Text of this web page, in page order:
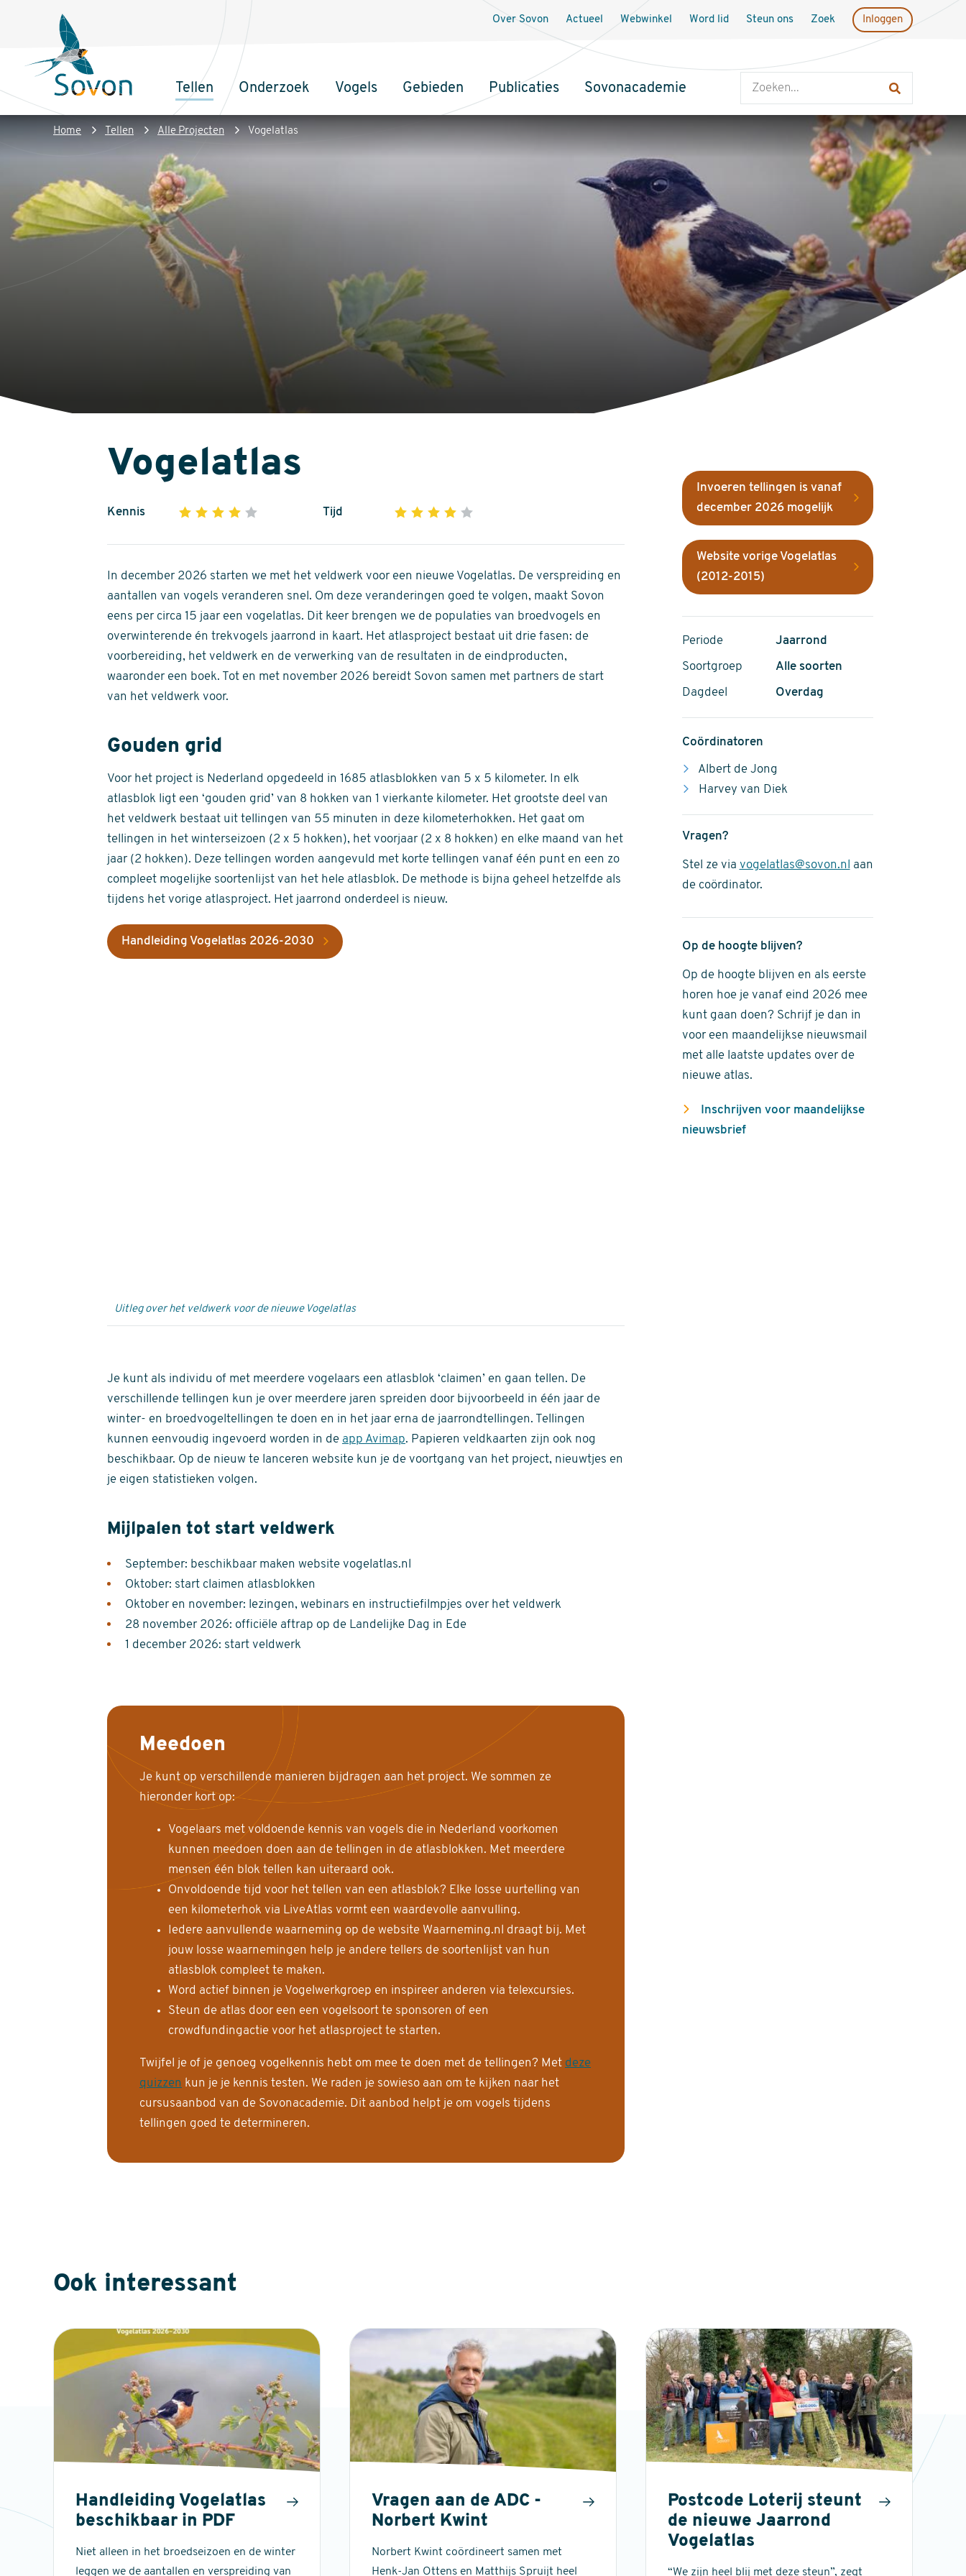
inhoud
Sovon
Homepage
Hoofdnavigatie
Tellen Onderzoek Vogels Gebieden Publicaties Sovonacademie
Over Sovon Actueel Webwinkel Word lid Steun ons Zoek Inloggen
Kruimelpad
Home Tellen Alle Projecten Vogelatlas
Vogelatlas
Kennis 1 2 3 4
of
5
stars
Tijd 1 2 3 4
of
5
stars
In december 2026 starten we met het veldwerk voor een nieuwe Vogelatlas. De verspreiding en
aantallen van vogels veranderen snel. Om deze veranderingen goed te volgen, maakt Sovon
eens per circa 15 jaar een vogelatlas. Dit keer brengen we de populaties van broedvogels en
overwinterende én trekvogels jaarrond in kaart. Het atlasproject bestaat uit drie fasen: de
voorbereiding, het veldwerk en de verwerking van de resultaten in de eindproducten,
waaronder een boek. Tot en met november 2026 bereidt Sovon samen met partners de start
van het veldwerk voor.
Gouden grid
Voor het project is Nederland opgedeeld in 1685 atlasblokken van 5 x 5 kilometer. In elk
atlasblok ligt een ‘gouden grid’ van 8 hokken van 1 vierkante kilometer. Het grootste deel van
het veldwerk bestaat uit tellingen van 55 minuten in deze kilometerhokken. Het gaat om
tellingen in het winterseizoen (2 x 5 hokken), het voorjaar (2 x 8 hokken) en elke maand van het
jaar (2 hokken). Deze tellingen worden aangevuld met korte tellingen vanaf één punt en een zo
compleet mogelijke soortenlijst van het hele atlasblok. De methode is bijna geheel hetzelfde als
tijdens het vorige atlasproject. Het jaarrond onderdeel is nieuw.
Handleiding Vogelatlas 2026-2030
Uitleg over het veldwerk voor de nieuwe Vogelatlas
Je kunt als individu of met meerdere vogelaars een atlasblok ‘claimen’ en gaan tellen. De
verschillende tellingen kun je over meerdere jaren spreiden door bijvoorbeeld in één jaar de
winter- en broedvogeltellingen te doen en in het jaar erna de jaarrondtellingen. Tellingen
kunnen eenvoudig ingevoerd worden in de app Avimap. Papieren veldkaarten zijn ook nog
beschikbaar. Op de nieuw te lanceren website kun je de voortgang van het project, nieuwtjes en
je eigen statistieken volgen.
Mijlpalen tot start veldwerk
September: beschikbaar maken website vogelatlas.nl
Oktober: start claimen atlasblokken
Oktober en november: lezingen, webinars en instructiefilmpjes over het veldwerk
28 november 2026: officiële aftrap op de Landelijke Dag in Ede
1 december 2026: start veldwerk
Meedoen
Je kunt op verschillende manieren bijdragen aan het project. We sommen ze
hieronder kort op:
Vogelaars met voldoende kennis van vogels die in Nederland voorkomen
kunnen meedoen doen aan de tellingen in de atlasblokken. Met meerdere
mensen één blok tellen kan uiteraard ook.
Onvoldoende tijd voor het tellen van een atlasblok? Elke losse uurtelling van
een kilometerhok via LiveAtlas vormt een waardevolle aanvulling.
Iedere aanvullende waarneming op de website Waarneming.nl draagt bij. Met
jouw losse waarnemingen help je andere tellers de soortenlijst van hun
atlasblok compleet te maken.
Word actief binnen je Vogelwerkgroep en inspireer anderen via telexcursies.
Steun de atlas door een een vogelsoort te sponsoren of een
crowdfundingactie voor het atlasproject te starten.
Twijfel je of je genoeg vogelkennis hebt om mee te doen met de tellingen? Met deze
quizzen kun je je kennis testen. We raden je sowieso aan om te kijken naar het
cursusaanbod van de Sovonacademie. Dit aanbod helpt je om vogels tijdens
tellingen goed te determineren.
Invoeren tellingen is vanaf
december 2026 mogelijk
Website vorige Vogelatlas
(2012-2015)
Periode Jaarrond
Soortgroep Alle soorten
Dagdeel Overdag
Coördinatoren
Albert de Jong
Harvey van Diek
Vragen?
Stel ze via vogelatlas@sovon.nl
aan
de coördinator.
Op de hoogte blijven?
Op de hoogte blijven en als eerste
horen hoe je vanaf eind 2026 mee
kunt gaan doen? Schrijf je dan in
voor een maandelijkse nieuwsmail
met alle laatste updates over de
nieuwe atlas.
Inschrijven voor maandelijkse
nieuwsbrief
Ook interessant
Handleiding Vogelatlas
beschikbaar in PDF
Niet alleen in het broedseizoen en de winter
leggen we de aantallen en verspreiding van
Vragen aan de ADC -
Norbert Kwint
Norbert Kwint coördineert samen met
Henk-Jan Ottens en Matthijs Spruijt heel
Postcode Loterij steunt
de nieuwe Jaarrond
Vogelatlas
“We zijn heel blij met deze steun”, zegt